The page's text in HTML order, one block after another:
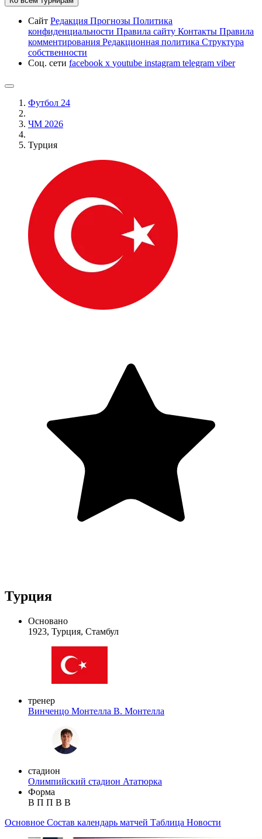
Сайт Редакция Прогнозы Политика
конфиденциальности Правила сайту Контакты Правила
комментирования Редакционная политика Структура
собственности
Соц. сети facebook x youtube instagram telegram viber
Футбол 24
ЧМ 2026
Турция
Турция
Основано
1923, Турция, Стамбул
тренер
Винченцо Монтелла В. Монтелла
стадион
Олимпийский стадион Ататюрка
Форма
В П П В В
Основное Состав календарь матчей Таблица Новости